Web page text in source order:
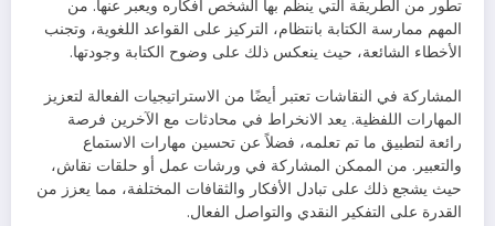
تطور من الطريقة التي ينظم بها الشخص أفكاره ويعبر عنها. من
المهم ممارسة الكتابة بانتظام، التركيز على القواعد اللغوية، وتجنب
الأخطاء الشائعة، حيث ينعكس ذلك على وضوح الكتابة وجودتها.
المشاركة في النقاشات تعتبر أيضًا من الاستراتيجيات الفعالة لتعزيز
المهارات اللفظية. يعد الانخراط في محادثات مع الآخرين فرصة
رائعة لتطبيق ما تم تعلمه، فضلاً عن تحسين مهارات الاستماع
والتعبير. من الممكن المشاركة في ورشات عمل أو حلقات نقاش،
حيث يشجع ذلك على تبادل الأفكار والثقافات المختلفة، مما يعزز من
القدرة على التفكير النقدي والتواصل الفعال.